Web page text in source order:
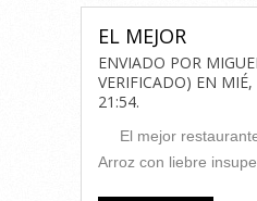
EL MEJOR
ENVIADO POR
VERIFICADO) EN
21:54.
El mejor
Arroz con liebre